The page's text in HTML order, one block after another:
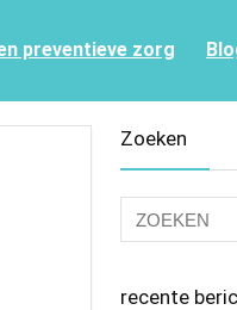
preventieve zorg
Zoeken
recente